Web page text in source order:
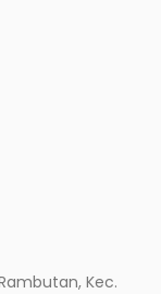
Kec.